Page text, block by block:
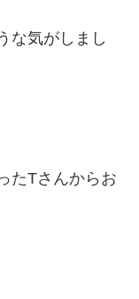
な気がしまし
たTさんからお